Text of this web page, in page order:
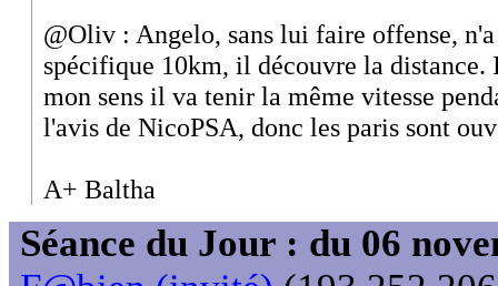
@Oliv : Angelo, sans lui faire offense,
spécifique 10km, il découvre la distance.
mon sens il va tenir la même vitesse
l'avis de NicoPSA, donc les paris sont
A+ Baltha
Séance du Jour : du 06